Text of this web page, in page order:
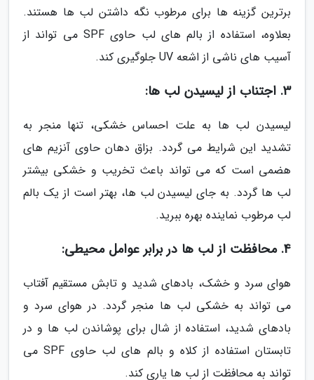
برترین گزینه ها برای مرطوب نگه داشتن لب ها هستند.
بعلاوه، استفاده از بالم های لب حاوی SPF می تواند از
آسیب های ناشی از اشعه UV جلوگیری کند.
3. اجتناب از لیسیدن لب ها:
لیسیدن لب ها به علت احساس خشکی، تنها منجر به
تشدید این شرایط می گردد. بزاق دهان حاوی آنزیم های
هضمی است که می تواند باعث تخریب و خشکی بیشتر
لب ها گردد. به جای لیسیدن لب ها، بهتر است از یک بالم
لب مرطوب نماینده بهره ببرید.
4. محافظت از لب ها در برابر عوامل محیطی:
هوای سرد و خشک، بادهای شدید و تابش مستقیم آفتاب
می تواند به خشکی لب ها منجر گردد. در هوای سرد و
بادهای شدید، استفاده از شال برای پوشاندن لب ها و در
تابستان استفاده از کلاه و بالم های لب حاوی SPF می
تواند به محافظت از لب ها یاری کند.